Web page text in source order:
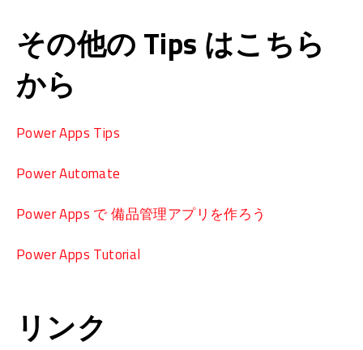
その他の Tips はこちら
から
Power Apps Tips
Power Automate
Power Apps で 備品管理アプリを作ろう
Power Apps Tutorial
リンク